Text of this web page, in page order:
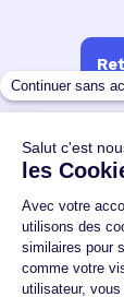
Un
Vérifiez